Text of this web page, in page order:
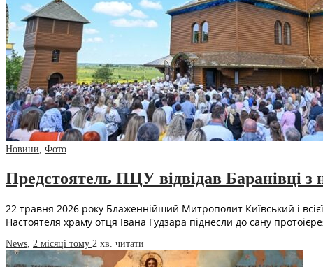
Новини Фото
Предстоятель ПЦУ відвідав Баранівці з
22 травня 2026 року Блаженнійший Митрополит Київський і
Настоятеля храму отця Івана Гудзара піднесли до сану
News 2 місяці тому 2 хв. читати